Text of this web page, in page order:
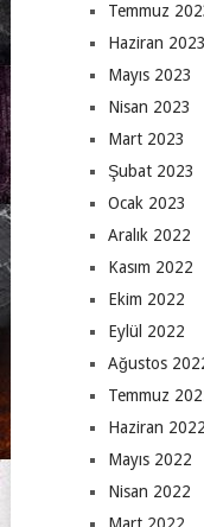
Temmuz
Haziran 2023
Mayıs 2023
Nisan 2023
Mart 2023
Şubat 2023
Ocak 2023
Aralık 2022
Kasım 2022
Ekim 2022
Eylül 2022
Ağustos
Temmuz
Haziran 2022
Mayıs 2022
Nisan 2022